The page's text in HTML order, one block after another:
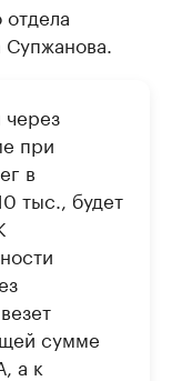
Супжанова.
через
при
в
тыс., будет
сумме
а к